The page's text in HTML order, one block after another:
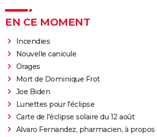
EN CE MOMENT
Incendies
Nouvelle canicule
Orages
Mort de Dominique Frot
Joe Biden
Lunettes pour l'éclipse
Carte de l'éclipse solaire du 12 août
Alvaro Fernandez, pharmacien, à propos